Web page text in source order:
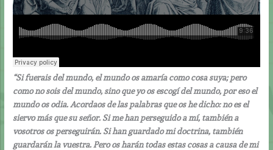
“Si fuerais del mundo, el mundo os amaría como cosa suya; pero
como no sois del mundo, sino que yo os escogí del mundo, por eso el
mundo os odia. Acordaos de las palabras que os he dicho: no es el
siervo más que su señor. Si me han perseguido a mí, también a
vosotros os perseguirán. Si han guardado mi doctrina, también
guardarán la vuestra. Pero os harán todas estas cosas a causa de mi